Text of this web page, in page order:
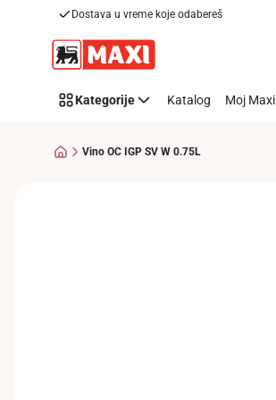
Dostava u vreme koje odabereš
Kategorije Katalog Moj Maxi
Vino OC IGP SV W 0.75L